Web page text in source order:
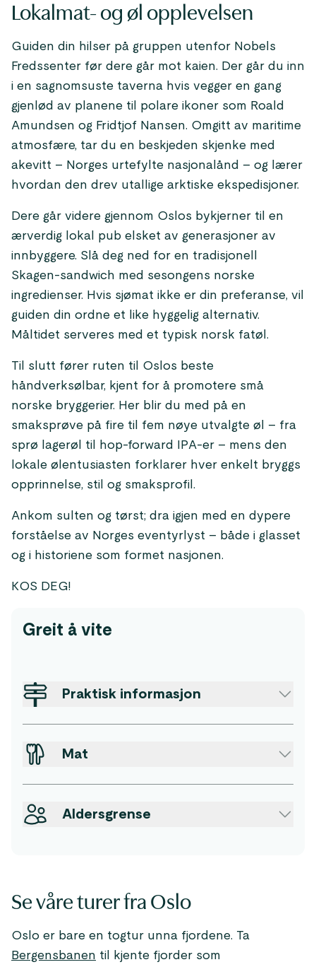
Lokalmat- og øl opplevelsen
Guiden din hilser på gruppen utenfor Nobels
Fredssenter før dere går mot kaien. Der går du inn
i en sagnomsuste taverna hvis vegger en gang
gjenlød av planene til polare ikoner som Roald
Amundsen og Fridtjof Nansen. Omgitt av maritime
atmosfære, tar du en beskjeden skjenke med
akevitt – Norges urtefylte nasjonalånd – og lærer
hvordan den drev utallige arktiske ekspedisjoner.
Dere går videre gjennom Oslos bykjerner til en
ærverdig lokal pub elsket av generasjoner av
innbyggere. Slå deg ned for en tradisjonell
Skagen-sandwich med sesongens norske
ingredienser. Hvis sjømat ikke er din preferanse, vil
guiden din ordne et like hyggelig alternativ.
Måltidet serveres med et typisk norsk fatøl.
Til slutt fører ruten til Oslos beste
håndverksølbar, kjent for å promotere små
norske bryggerier. Her blir du med på en
smaksprøve på fire til fem nøye utvalgte øl – fra
sprø lagerøl til hop-forward IPA-er – mens den
lokale ølentusiasten forklarer hver enkelt bryggs
opprinnelse, stil og smaksprofil.
Ankom sulten og tørst; dra igjen med en dypere
forståelse av Norges eventyrlyst – både i glasset
og i historiene som formet nasjonen.
KOS DEG!
Greit å vite
Praktisk informasjon
Mat
Aldersgrense
Se våre turer fra Oslo
Oslo er bare en togtur unna fjordene. Ta
Bergensbanen til kjente fjorder som